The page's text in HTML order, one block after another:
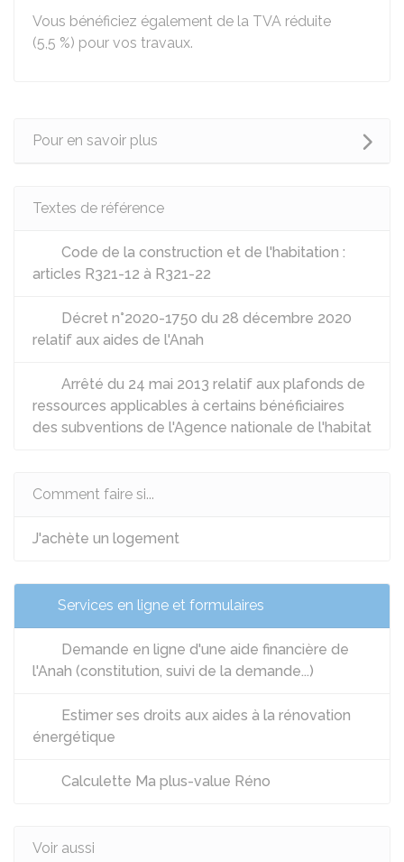
Vous bénéficiez également de la TVA réduite
(5,5 %) pour vos travaux.
Pour en savoir plus
Textes de référence
Code de la construction et de l'habitation :
articles R321-12 à R321-22
Décret n°2020-1750 du 28 décembre 2020
relatif aux aides de l'Anah
Arrêté du 24 mai 2013 relatif aux plafonds de
ressources applicables à certains bénéficiaires
des subventions de l'Agence nationale de l'habitat
Comment faire si...
J'achète un logement
Services en ligne et formulaires
Demande en ligne d'une aide financière de
l'Anah (constitution, suivi de la demande...)
Estimer ses droits aux aides à la rénovation
énergétique
Calculette Ma plus-value Réno
Voir aussi